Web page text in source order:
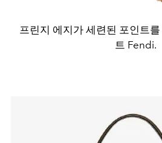
프린지 에지가 세련된 포인트
트 Fendi.